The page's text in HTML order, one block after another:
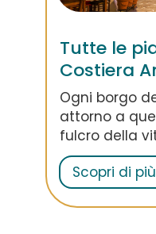
Tutte le
Costiera
Ogni borgo
attorno a
fulcro della
piazze!
più
tutte in
Scopri di più